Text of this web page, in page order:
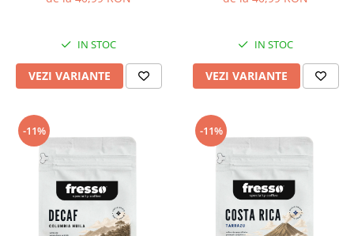
IN STOC
VEZI VARIANTE
IN STOC
VEZI VARIANTE
-11% -11%